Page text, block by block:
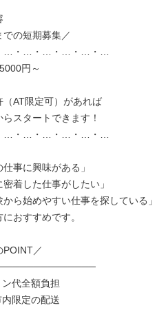
での短期募集／
…・…・…・…・…・…
円～
（AT限定可）があれば
スタートできます！
…・…・…・…・…・…
仕事に興味がある」
密着した仕事がしたい」
から始めやすい仕事を探している」
おすすめです。
POINT／
代全額負担
内限定の配送